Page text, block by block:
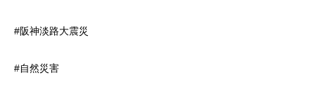
#阪神淡路大震災
#自然災害